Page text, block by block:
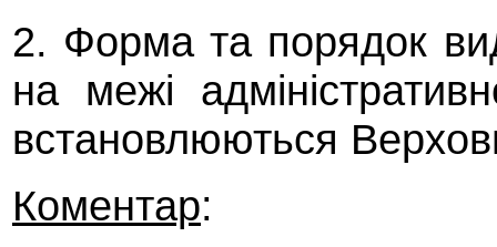
2. Форма та порядок
на межі
встановлюються
Коментар: